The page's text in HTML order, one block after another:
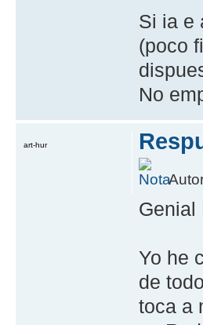
Si ia e
(poco
No
Genial
Yo he
de
toca a
art-hur